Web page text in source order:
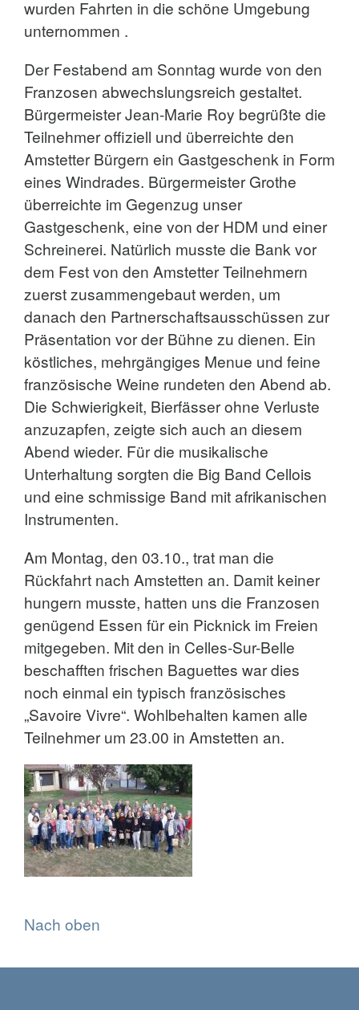
wurden Fahrten in die schöne Umgebung
unternommen .
Der Festabend am Sonntag wurde von den
Franzosen abwechslungsreich gestaltet.
Bürgermeister Jean-Marie Roy begrüßte die
Teilnehmer offiziell und überreichte den
Amstetter Bürgern ein Gastgeschenk in Form
eines Windrades. Bürgermeister Grothe
überreichte im Gegenzug unser
Gastgeschenk, eine von der HDM und einer
Schreinerei. Natürlich musste die Bank vor
dem Fest von den Amstetter Teilnehmern
zuerst zusammengebaut werden, um
danach den Partnerschaftsausschüssen zur
Präsentation vor der Bühne zu dienen. Ein
köstliches, mehrgängiges Menue und feine
französische Weine rundeten den Abend ab.
Die Schwierigkeit, Bierfässer ohne Verluste
anzuzapfen, zeigte sich auch an diesem
Abend wieder. Für die musikalische
Unterhaltung sorgten die Big Band Cellois
und eine schmissige Band mit afrikanischen
Instrumenten.
Am Montag, den 03.10., trat man die
Rückfahrt nach Amstetten an. Damit keiner
hungern musste, hatten uns die Franzosen
genügend Essen für ein Picknick im Freien
mitgegeben. Mit den in Celles-Sur-Belle
beschafften frischen Baguettes war dies
noch einmal ein typisch französisches
„Savoire Vivre“. Wohlbehalten kamen alle
Teilnehmer um 23.00 in Amstetten an.
Nach oben